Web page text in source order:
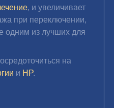
, и увеличивает
при переключении,
одним из лучших для
на
и HP.